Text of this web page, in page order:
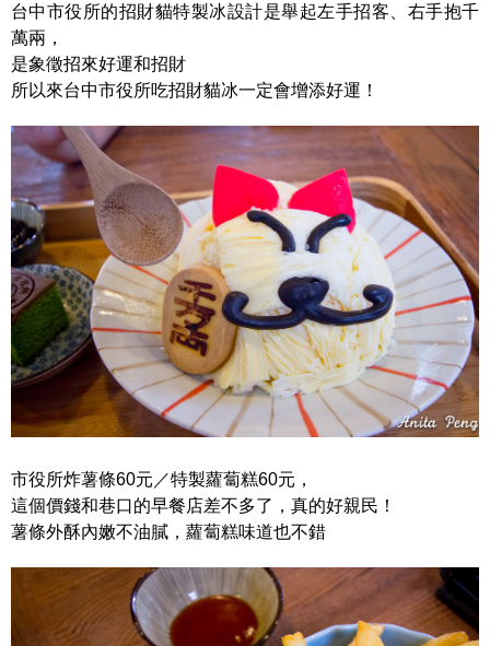
台中市役所的招財貓特製冰設計是舉起左手招客、右手抱千
萬兩，
是象徵招來好運和招財
所以來台中市役所吃招財貓冰一定會增添好運！
市役所炸薯條60元／特製蘿蔔糕60元，
這個價錢和巷口的早餐店差不多了，真的好親民！
薯條外酥內嫩不油膩，蘿蔔糕味道也不錯